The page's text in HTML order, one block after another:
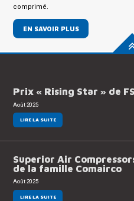
comprimé.
EN SAVOIR PLUS
Prix « Rising Star » de
Août 2025
LIRE LA SUITE
Superior Air
de la famille Comairco
Août 2025
LIRE LA SUITE